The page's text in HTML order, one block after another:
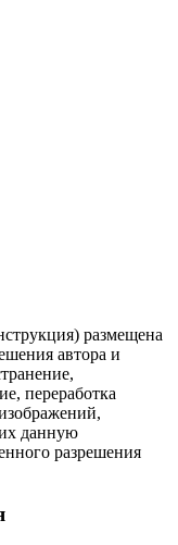
размещена
автора и
переработка
данную
разрешения